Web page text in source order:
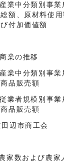
分類別事業所
額、原材料使
付加価値額
の推移
分類別事業所
品販売額
規模別事業所
品販売額
市商工会
数および農家